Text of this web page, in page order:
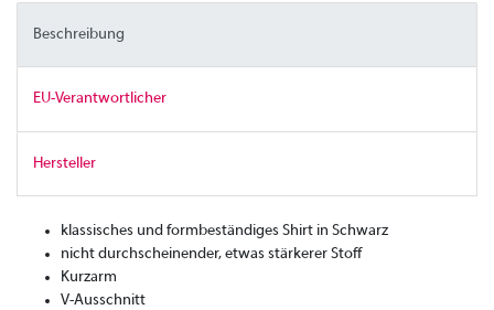
Beschreibung
EU-Verantwortlicher
Hersteller
klassisches und formbeständiges Shirt in Schwarz
nicht durchscheinender, etwas stärkerer Stoff
Kurzarm
V-Ausschnitt